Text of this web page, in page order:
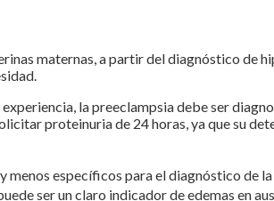
maternas, a partir del diagnóstico de
la preeclampsia debe ser
proteinuria de 24 horas, ya que su
específicos para el diagnóstico de
ser un claro indicador de edemas en